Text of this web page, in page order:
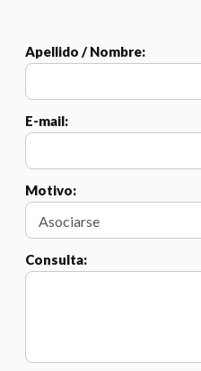
Apellido / Nombre:
E-mail:
Motivo:
Consulta: